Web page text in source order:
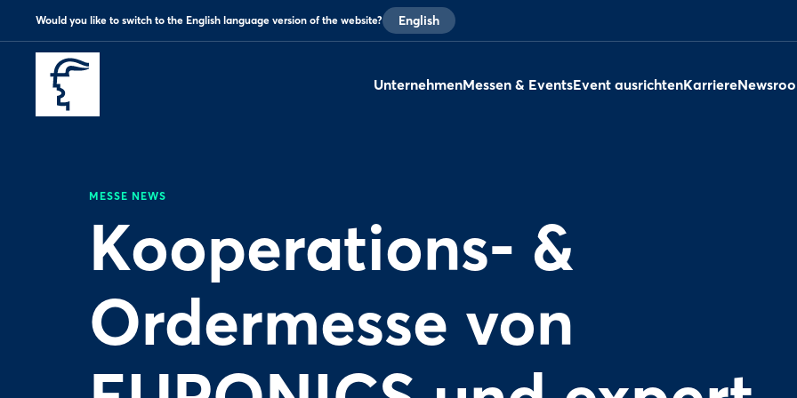
Would you like to switch to the English language version of the website? English
UnternehmenMessen & EventsEvent ausrichtenKarriere
MESSE NEWS
Kooperations- &
Ordermesse von